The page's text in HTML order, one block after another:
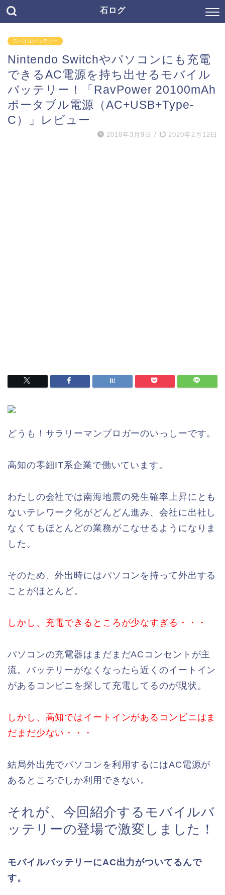
石ログ
モバイルバッテリー
Nintendo Switchやパソコンにも充電
できるAC電源を持ち出せるモバイル
バッテリー！「RavPower 20100mAh
ポータブル電源（AC+USB+Type-
C）」レビュー
2018年3月9日 / 2020年2月12日
どうも！サラリーマンブロガーのいっしーです。
高知の零細IT系企業で働いています。
わたしの会社では南海地震の発生確率上昇にとも
ないテレワーク化がどんどん進み、会社に出社し
なくてもほとんどの業務がこなせるようになりま
した。
そのため、外出時にはパソコンを持って外出する
ことがほとんど。
しかし、充電できるところが少なすぎる・・・
パソコンの充電器はまだまだACコンセントが主
流。バッテリーがなくなったら近くのイートイン
があるコンビニを探して充電してるのが現状。
しかし、高知ではイートインがあるコンビニはま
だまだ少ない・・・
結局外出先でパソコンを利用するにはAC電源が
あるところでしか利用できない。
それが、今回紹介するモバイルバ
ッテリーの登場で激変しました！
モバイルバッテリーにAC出力がついてるんで
す。